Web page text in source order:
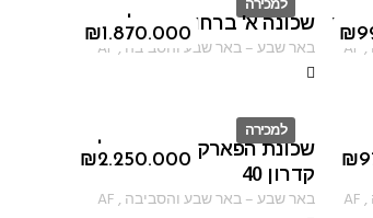
למכירה
ID
₪1.870.000
שכונה א' ברחוב סוקולוב
באר שבע–באר שבע והסביבה ,
AF
₪
,
AF
למכירה
ID
₪2.250.000
שכונת הפארק ברחוב נחל
קדרון 40
באר שבע–באר שבע והסביבה ,
AF
₪
,
AF